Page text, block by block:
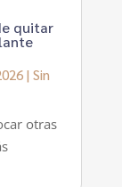
quitar
| Sin
otras